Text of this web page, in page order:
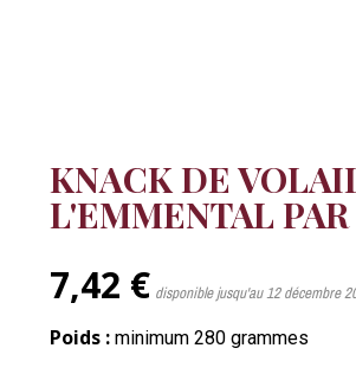
KNACK DE
L'EMMENTAL PAR
7,42 € disponible jusqu'au 12 décembre
Poids : minimum 280 grammes